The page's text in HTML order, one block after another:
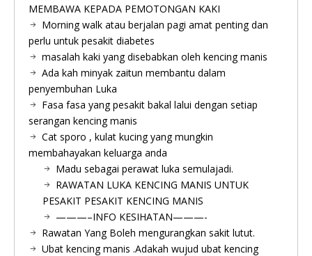
MEMBAWA KEPADA PEMOTONGAN KAKI
Morning walk atau berjalan pagi amat penting dan
perlu untuk pesakit diabetes
masalah kaki yang disebabkan oleh kencing manis
Ada kah minyak zaitun membantu dalam
penyembuhan Luka
Fasa fasa yang pesakit bakal lalui dengan setiap
serangan kencing manis
Cat sporo , kulat kucing yang mungkin
membahayakan keluarga anda
Madu sebagai perawat luka semulajadi.
RAWATAN LUKA KENCING MANIS UNTUK
PESAKIT PESAKIT KENCING MANIS
———–INFO KESIHATAN———-
Rawatan Yang Boleh mengurangkan sakit lutut.
Ubat kencing manis .Adakah wujud ubat kencing